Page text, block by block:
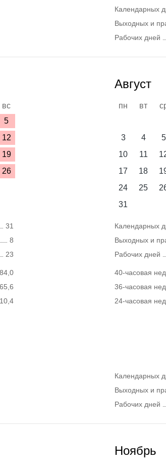
Календарных
Выходных и
Рабочих дней
вс
5
12
19
26
31
8
23
Август
пн вт
3
4 5
10
11
17
18
24
25
31
Календарных
Выходных и
Рабочих дней
40-часовая
36-часовая
24-часовая
Календарных
Выходных и
Рабочих дней
Ноябрь